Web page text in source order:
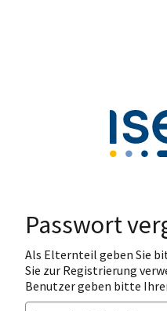
Passwort
Als Elternteil geben Sie
Sie zur Registrierung
Benutzer geben bitte